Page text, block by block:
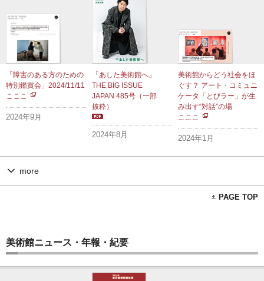
「障害のある方のための
特別鑑賞会」2024/11/11
こここ
2024年9月
「あした美術館へ」
THE BIG ISSUE
JAPAN 485号（一部
抜粋）
2024年8月
美術館からどう社会をほ
ぐす？ アート・コミュニ
ケータ「とびラー」が生
み出す“対話”の場
こここ
2024年1月
more
PAGE TOP
美術館ニュース・年報・紀要